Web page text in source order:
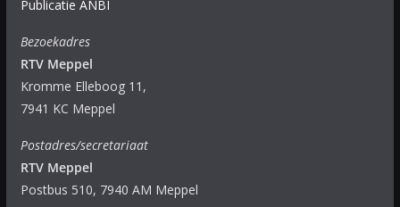
Publicatie ANBI
Bezoekadres
RTV Meppel
Kromme Elleboog 11,
7941 KC Meppel
Postadres/secretariaat
RTV Meppel
Postbus 510, 7940 AM Meppel